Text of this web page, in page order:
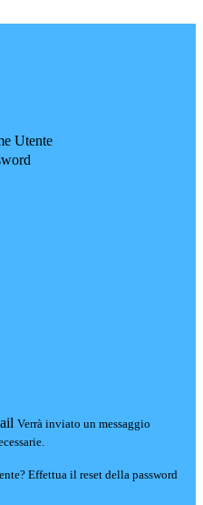
Utente
Verrà inviato un messaggio
Effettua il reset della password